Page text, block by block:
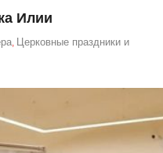
Илии
Церковные праздники и